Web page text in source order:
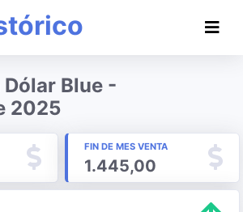
Blue -
2025
FIN DE MES VENTA
1.445,00